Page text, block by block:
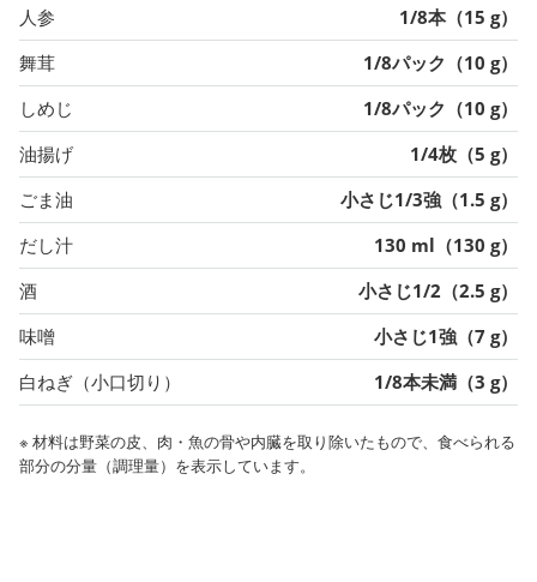
人参
1/8本（15 g）
舞茸
1/8パック（10 g）
しめじ
1/8パック（10 g）
油揚げ
1/4枚（5 g）
ごま油
小さじ1/3強（1.5 g）
だし汁
130 ml（130 g）
酒
小さじ1/2（2.5 g）
味噌
小さじ1強（7 g）
白ねぎ（小口切り）
1/8本未満（3 g）
※ 材料は野菜の皮、肉・魚の骨や内臓を取り除いたもので、食べられる
部分の分量（調理量）を表示しています。